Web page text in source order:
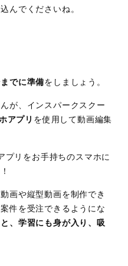
んでくださいね。
でに準備をしましょう。
が、インスパークスクー
アプリ を使用して動画編集
プリをお手持ちのスマホに
画や縦型動画を制作でき
件を受注できるようにな
、学習にも身が入り、吸